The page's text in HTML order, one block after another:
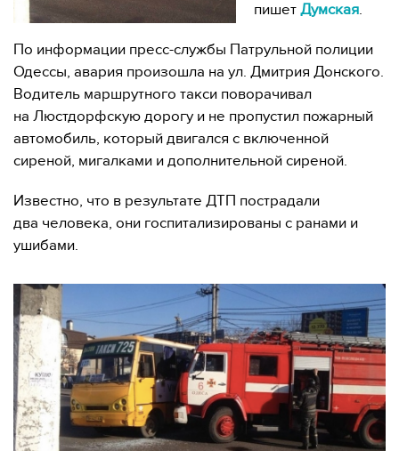
пишет Думская.
По информации пресс-службы Патрульной полиции
Одессы, авария произошла на ул. Дмитрия Донского.
Водитель маршрутного такси поворачивал
на Люстдорфскую дорогу и не пропустил пожарный
автомобиль, который двигался с включенной
сиреной, мигалками и дополнительной сиреной.
Известно, что в результате ДТП пострадали
два человека, они госпитализированы с ранами и
ушибами.